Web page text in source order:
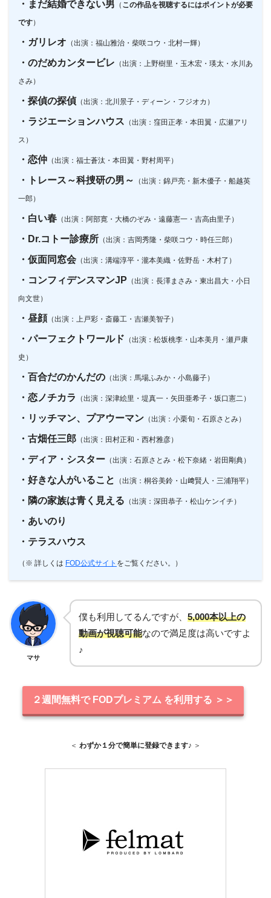
・まだ結婚できない男 （ この作品を視聴するにはポイントが必要
です）
・ガリレオ （出演：福山雅治・柴咲コウ・北村一輝）
・のだめカンタービレ （出演：上野樹里・玉木宏・瑛太・水川あ
さみ）
・探偵の探偵 （出演：北川景子・ディーン・フジオカ）
・ラジエーションハウス （出演：窪田正孝・本田翼・広瀬アリ
ス）
・恋仲 （出演：福士蒼汰・本田翼・野村周平）
・トレース～科捜研の男～ （出演：錦戸亮・新木優子・船越英
一郎）
・白い春 （出演：阿部寛・大橋のぞみ・遠藤憲一・吉高由里子）
・Dr.コトー診療所 （出演：吉岡秀隆・柴咲コウ・時任三郎）
・仮面同窓会 （出演：溝端淳平・瀧本美織・佐野岳・木村了）
・コンフィデンスマンJP （出演：長澤まさみ・東出昌大・小日
向文世）
・昼顔 （出演：上戸彩・斎藤工・吉瀬美智子）
・パーフェクトワールド （出演：松坂桃李・山本美月・瀬戸康
史）
・百合だのかんだの （出演：馬場ふみか・小島藤子）
・恋ノチカラ （出演：深津絵里・堤真一・矢田亜希子・坂口憲二）
・リッチマン、プアウーマン （出演：小栗旬・石原さとみ）
・古畑任三郎 （出演：田村正和・西村雅彦）
・ディア・シスター （出演：石原さとみ・松下奈緒・岩田剛典）
・好きな人がいること （出演：桐谷美鈴・山﨑賢人・三浦翔平）
・隣の家族は青く見える （出演：深田恭子・松山ケンイチ）
・あいのり
・テラスハウス
（※ 詳しくは FOD公式サイト をご覧ください。）
マサ
僕も利用してるんですが、 5,000本以上の
動画が視聴可能なので満足度は高いですよ
♪
２週間無料で FODプレミアム を利用する ＞＞
＜ わずか１分で簡単に登録できます♪ ＞